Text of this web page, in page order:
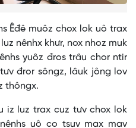
muôz chox lok uô trax
nênhx khưr, nox nhoz muk
yuôz đros trâu chor ntir
đror sôngz, lâuk jông lov
thôngx.
trax cuz tưv chox lok
uô co tsuv max mav